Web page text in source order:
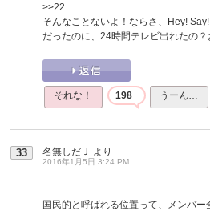
>>22
そんなことないよ！ならさ、Hey!
だったのに、24時間テレビ出れたの？
それな！ 198 うーん…
33 名無しだＪ より
2016年1月5日 3:24 PM
国民的と呼ばれる位置って、メンバ